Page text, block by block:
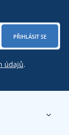
PŘIHLÁSIT SE
údajů.